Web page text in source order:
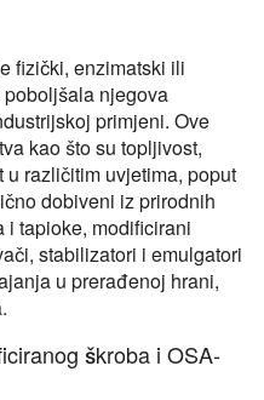
fizički, enzimatski ili
njegova
primjeni. Ove
kao što su topljivost,
različitim uvjetima, poput
dobiveni iz prirodnih
i tapioke, modificirani
stabilizatori i emulgatori
u prerađenoj hrani,
škroba i OSA-